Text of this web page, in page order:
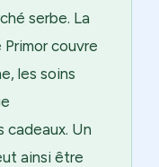
serbe. La
couvre
les soins
Un
ainsi être